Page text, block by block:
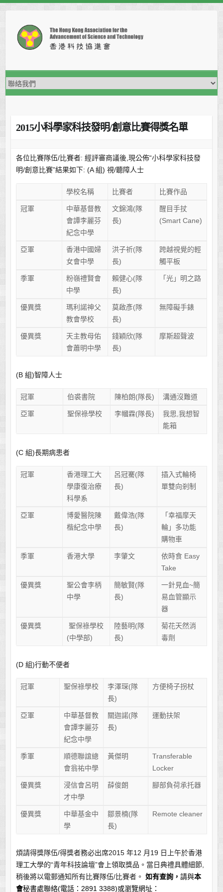
content
2015小科學家科技發明/創意比賽得獎名單
各位比賽隊伍/比賽者: 經評審商議後,現公佈“小科學家科技發
明/創意比賽”結果如下: (A 組) 視/聽障人士
學校名稱 比賽者 比賽作品
冠軍
中華基督教
會譚李麗芬
紀念中學
文錦鴻(隊
長)
醒目手扙
(Smart Cane)
亞軍
香港中國婦
女會中學
洪子祈(隊
長)
跨越視覺的輕
觸平板
季軍
粉嶺禮賢會
中學
賴健心(隊
長)
「光」明之路
優異獎
瑪利諾神父
教會學校
莫啟彥(隊
長)
無障礙手錶
優異獎
天主教母佑
會蕭明中學
錢穎欣(隊
長)
摩斯超聲波
(B 組)智障人士
冠軍 伯裘書院 陳柏朗(隊長) 溝通沒難道
亞軍 聖保祿學校 李幗霖(隊長)
我思,我想智
能箱
(C 組)長期病患者
冠軍
香港理工大
學康復治療
科學系
呂冠騫(隊
長)
插入式輪椅
單雙向剎制
亞軍
博愛醫院陳
楷紀念中學
戴偉浩(隊
長)
「幸福摩天
輪」多功能
購物車
季軍 香港大學 李肇文
依時食 Easy
Take
優異獎
聖公會李柄
中學
簡敏賢(隊
長)
一針見血~簡
易血管顯示
器
優異獎
聖保祿學校
(中學部)
陸藝明(隊
長)
菊花天然消
毒劑
(D 組)行動不便者
冠軍 聖保祿學校
李澤琛(隊
長)
方便椅子拐杖
亞軍
中華基督教
會譚李麗芬
紀念中學
關迦諾(隊
長)
運動扶架
季軍
順德聯誼總
會翁祐中學
黃傑明
Transferable
Locker
優異獎
浸信會呂明
才中學
薛俊朗 腳部負荷承托器
優異獎
中華基金中
學
鄒景楠(隊
長)
Remote cleaner
煩請得獎隊伍/得獎者務必出席2015 年12 月19 日上午於香港
理工大學的“青年科技論壇”會上領取獎品。當日典禮具體細節,
稍後將以電郵通知所有比賽隊伍/比賽者。 如有查詢， 請與本
會秘書處聯絡(電話：2891 3388)或瀏覽網址：